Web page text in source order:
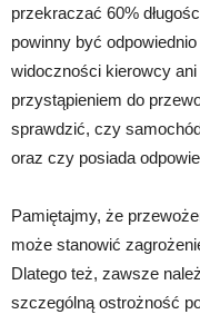
przekraczać 60%
powinny być
widoczności kierowcy
przystąpieniem do
sprawdzić, czy
oraz czy posiada
Pamiętajmy, że
może stanowić
Dlatego też, zawsze
szczególną ostrożność